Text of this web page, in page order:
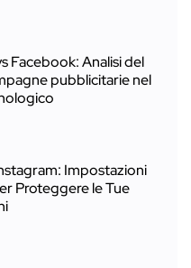
Facebook: Analisi del
pubblicitarie nel
Impostazioni
Proteggere le Tue